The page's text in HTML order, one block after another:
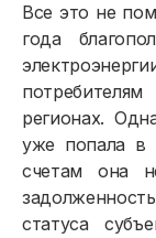
Все это не
года
регионах.
уже попала в
счетам она
статуса